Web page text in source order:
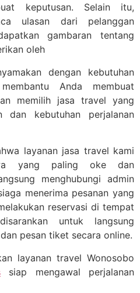
keputusan. Selain itu,
ulasan dari pelanggan
gambaran tentang
oleh
dengan kebutuhan
Anda membuat
memilih jasa travel yang
dan kebutuhan perjalanan
layanan jasa travel kami
yang paling oke dan
menghubungi admin
menerima pesanan yang
reservasi di tempat
untuk langsung
pesan tiket secara online.
layanan travel Wonosobo
siap mengawal perjalanan